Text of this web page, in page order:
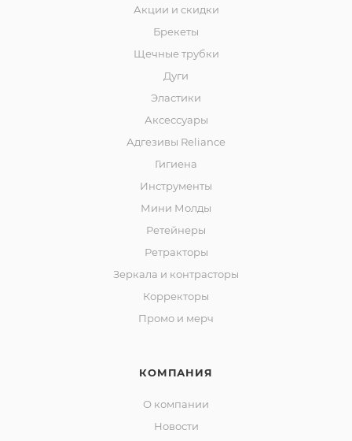
Акции и скидки
Брекеты
Щечные трубки
Дуги
Эластики
Аксессуары
Адгезивы Reliance
Гигиена
Инструменты
Мини Молды
Ретейнеры
Ретракторы
Зеркала и контраcторы
Корректоры
Промо и мерч
КОМПАНИЯ
О компании
Новости